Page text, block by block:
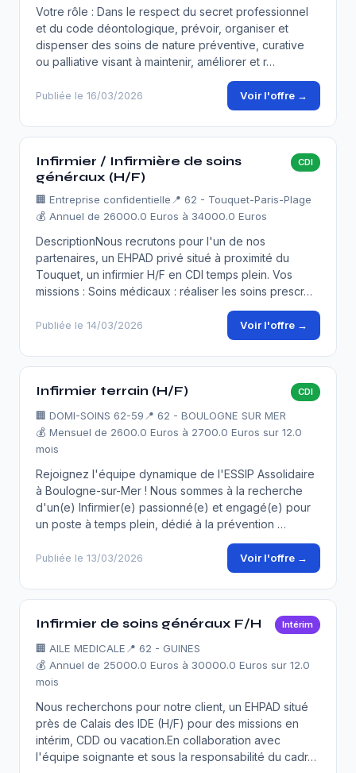
Votre rôle : Dans le respect du secret professionnel
et du code déontologique, prévoir, organiser et
dispenser des soins de nature préventive, curative
ou palliative visant à maintenir, améliorer et r…
Publiée le 16/03/2026 Voir l'offre →
Infirmier / Infirmière de soins
généraux (H/F)
CDI
🏢 Entreprise confidentielle 📍 62 - Touquet-Paris-Plage
💰 Annuel de 26000.0 Euros à 34000.0 Euros
DescriptionNous recrutons pour l'un de nos
partenaires, un EHPAD privé situé à proximité du
Touquet, un infirmier H/F en CDI temps plein. Vos
missions : Soins médicaux : réaliser les soins prescr…
Publiée le 14/03/2026 Voir l'offre →
Infirmier terrain (H/F) CDI
🏢 DOMI-SOINS 62-59 📍 62 - BOULOGNE SUR MER
💰 Mensuel de 2600.0 Euros à 2700.0 Euros sur 12.0
mois
Rejoignez l'équipe dynamique de l'ESSIP Assolidaire
à Boulogne-sur-Mer ! Nous sommes à la recherche
d'un(e) Infirmier(e) passionné(e) et engagé(e) pour
un poste à temps plein, dédié à la prévention …
Publiée le 13/03/2026 Voir l'offre →
Infirmier de soins généraux F/H Intérim
🏢 AILE MEDICALE 📍 62 - GUINES
💰 Annuel de 25000.0 Euros à 30000.0 Euros sur 12.0
mois
Nous recherchons pour notre client, un EHPAD situé
près de Calais des IDE (H/F) pour des missions en
intérim, CDD ou vacation.En collaboration avec
l'équipe soignante et sous la responsabilité du cadr…